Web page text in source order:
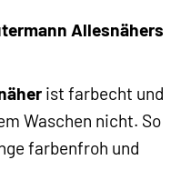
Allesnähers
ist farbecht und
Waschen nicht. So
farbenfroh und